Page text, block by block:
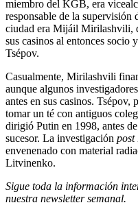
miembro del KGB, era
responsable de la supervisión
ciudad era Mijáil Mirilashvili,
sus casinos al entonces socio
Tsépov.
Casualmente, Mirilashvili
aunque algunos
antes en sus casinos. Tsépov,
tomar un té con antiguos
dirigió Putin en 1998, antes
sucesor. La investigación post
envenenado con material
Litvinenko.
Sigue toda la información
nuestra newsletter semanal.